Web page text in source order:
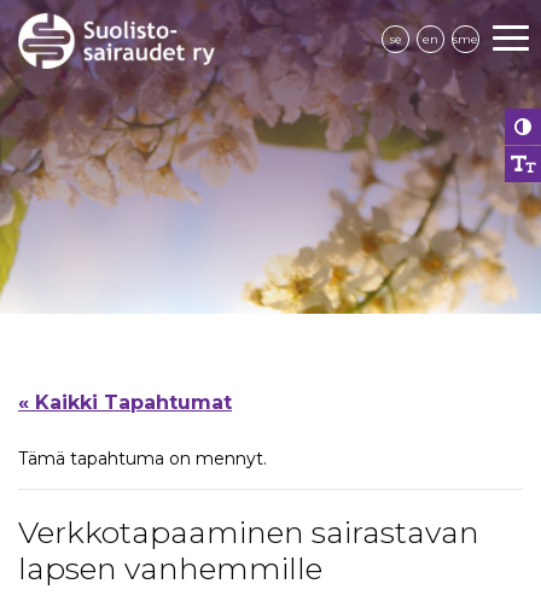
se en sme
« Kaikki Tapahtumat
Tämä tapahtuma on mennyt.
Verkkotapaaminen sairastavan
lapsen vanhemmille